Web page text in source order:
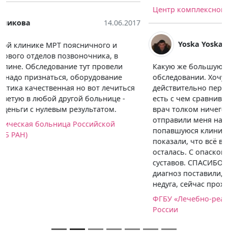
Центр комплексной диагностики «ПАТЕРО КЛИНИК»
Yoska Yoska 04.05.2017
Какую же большую роль играет оборудование в
обследовании. Хочу сказать о том, что в клинике
действительно первоклассная аппаратура. Поверьте,
есть с чем сравнивать. Давно болела нога, и не один
врач толком ничего не мог сказать. В итоге
отправили меня на МРТ обратился в первую
попавшуюся клинику, итог деньги на ветер. Снимки
показали, что всё в порядке. Но боль как была, так и
осталась. С опаской отправился на очередной МРТ
суставов. СПАСИБО ОГРОМНОЕ врачам. Не только
диагноз поставили, но и помогли избавиться от
недуга, сейчас прохожу курс реабилитации.
ФГБУ «Лечебно-реабилитационный центр» Минздрава